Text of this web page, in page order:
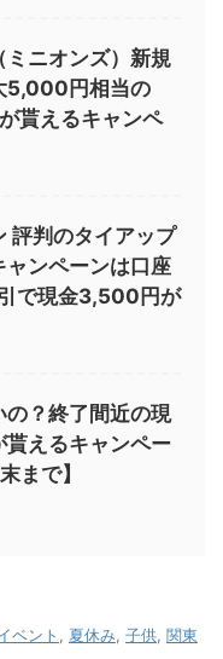
ミニオンズ）新規
5,000円相当の
貰えるキャンペ
評判のタイアップ
ャンペーンは口座
で現金3,500円が
の？終了間近の現
貰えるキャンペー
まで】
ベント 夏休み 子供 関東